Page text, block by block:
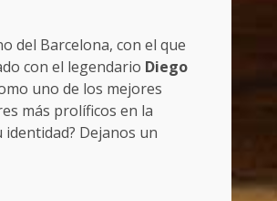
del Barcelona, con el que
con el legendario Diego
uno de los mejores
más prolíficos en la
identidad? Dejanos un